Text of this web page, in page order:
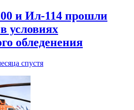
и Ил-114 прошли
условиях
обледенения
спустя